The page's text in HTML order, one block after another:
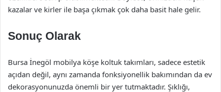
kazalar ve kirler ile başa çıkmak çok daha basit hale gelir.
Sonuç Olarak
Bursa İnegöl mobilya köşe koltuk takımları, sadece estetik
açıdan değil, aynı zamanda fonksiyonellik bakımından da ev
dekorasyonunuzda önemli bir yer tutmaktadır. Şıklığı,